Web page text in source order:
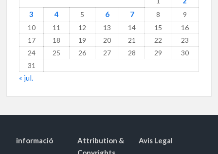
3
4 5 6 7 8
9
10
11 12 13 14 15
16
17
18 19 20 21 22
23
24
25 26 27 28 29
30
31
« jul.
informació
Attribution &
Avis Legal